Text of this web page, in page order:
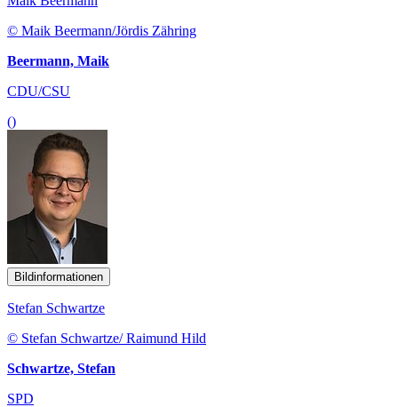
© Maik Beermann/Jördis Zähring
Beermann, Maik
CDU/CSU
()
Bildinformationen
Stefan Schwartze
© Stefan Schwartze/ Raimund Hild
Schwartze, Stefan
SPD